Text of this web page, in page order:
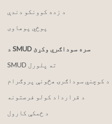
د زده کوونکو دندې
پوځي پوهاوی
د SMUD سره سوداګري وکړئ
SMUD ته پلورل
د کوچني سوداګرۍ هڅونې پروګرام
د قرارداد کولو فرصتونه
د ځمکې کارول